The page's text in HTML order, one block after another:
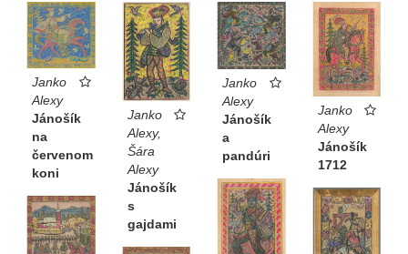
Janko
Alexy
Jánošík
na
červenom
koni
Janko
Alexy,
Šára
Alexy
Jánošík
s
gajdami
Janko
Alexy
Jánošík
a
pandúri
Janko
Alexy
Jánošík
1712